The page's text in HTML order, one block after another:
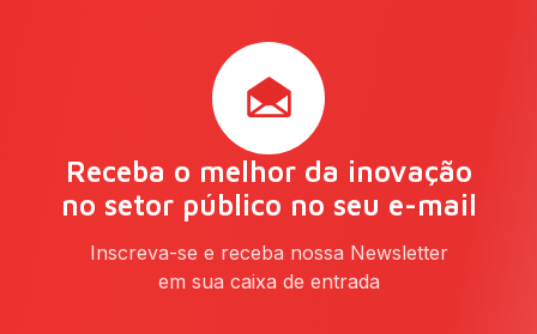
Receba o melhor da inovação
no setor público no seu e-mail
Inscreva-se e receba nossa Newsletter
em sua caixa de entrada